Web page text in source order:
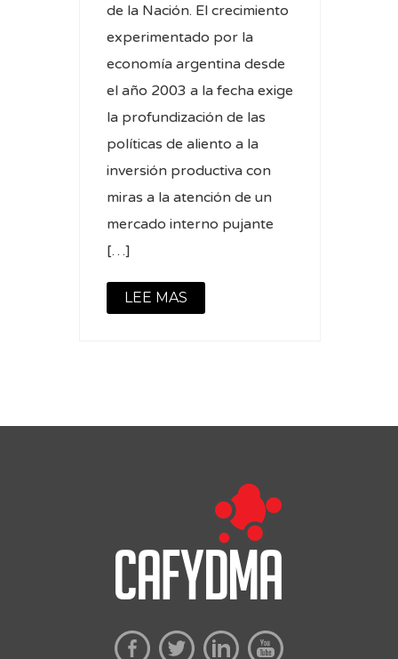
de la Nación. El crecimiento
experimentado por la
economía argentina desde
el año 2003 a la fecha exige
la profundización de las
políticas de aliento a la
inversión productiva con
miras a la atención de un
mercado interno pujante
[…]
LEE MAS